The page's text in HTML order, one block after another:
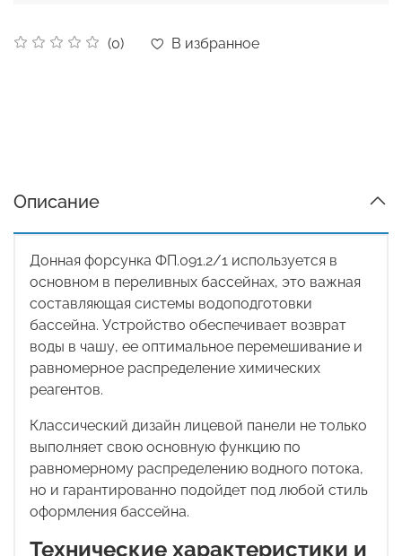
(0) В избранное
Описание
Донная форсунка ФП.091.2/1 используется в
основном в переливных бассейнах, это важная
составляющая системы водоподготовки
бассейна. Устройство обеспечивает возврат
воды в чашу, ее оптимальное перемешивание и
равномерное распределение химических
реагентов.
Классический дизайн лицевой панели не только
выполняет свою основную функцию по
равномерному распределению водного потока,
но и гарантированно подойдет под любой стиль
оформления бассейна.
Технические характеристики и